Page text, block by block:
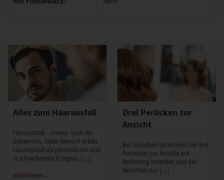
Alles zum Haarausfall
Haarausfall – immer noch ein
Geheimnis. Jeder Mensch erlebt
Haarausfall als persönliches und
erschreckendes Ereignis. […]
weiterlesen...
Drei Perücken zur
Ansicht
Bei Goodhair.de können Sie drei
Perücken zur Ansicht auf
Rechnung bestellen und Sie
bezahlen nur […]